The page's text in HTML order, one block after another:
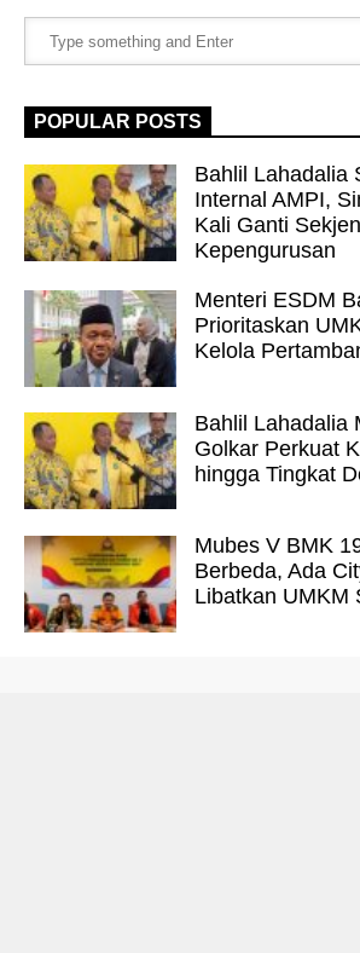
POPULAR POSTS
Bahlil Lahadalia
Internal AMPI,
Kali Ganti
Kepengurusan
Menteri ESDM
Prioritaskan
Kelola
Bahlil Lahadalia
Golkar Perkuat
hingga Tingkat
Mubes V BMK
Berbeda, Ada
Libatkan UMKM